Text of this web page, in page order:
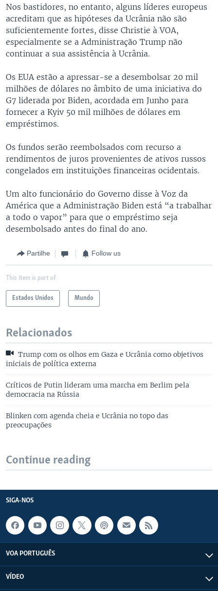
Nos bastidores, no entanto, alguns líderes europeus
acreditam que as hipóteses da Ucrânia não são
suficientemente fortes, disse Christie à VOA,
especialmente se a Administração Trump não
continuar a sua assistência à Ucrânia.
Os EUA estão a apressar-se a desembolsar 20 mil
milhões de dólares no âmbito de uma iniciativa do
G7 liderada por Biden, acordada em Junho para
fornecer a Kyiv 50 mil milhões de dólares em
empréstimos.
Os fundos serão reembolsados com recurso a
rendimentos de juros provenientes de ativos russos
congelados em instituições financeiras ocidentais.
Um alto funcionário do Governo disse à Voz da
América que a Administração Biden está “a trabalhar
a todo o vapor” para que o empréstimo seja
desembolsado antes do final do ano.
Partilhe Follow us
This item is part of
Estados Unidos Mundo
Relacionados
Trump com os olhos em Gaza e Ucrânia como objetivos
iniciais de política externa
Críticos de Putin lideram uma marcha em Berlim pela
democracia na Rússia
Blinken com agenda cheia e Ucrânia no topo das
preocupações
Continue reading
SIGA-NOS
VOA PORTUGUÊS
VÍDEO